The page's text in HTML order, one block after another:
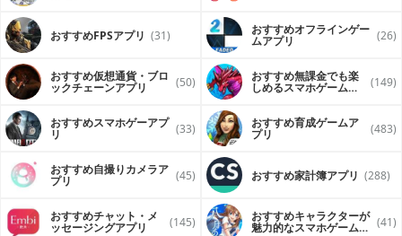
おすすめFPSアプリ (31) おすすめオフラインゲー
ムアプリ (26)
おすすめ仮想通貨・ブロ
ックチェーンアプリ (50) おすすめ無課金でも楽
しめるスマホゲームア (149)
おすすめスマホゲーアプ
リ (33) おすすめ育成ゲームア
プリ (483)
おすすめ自撮りカメラア
プリ (45) おすすめ家計簿アプリ (288)
おすすめチャット・メ
ッセージングアプリ (145) おすすめキャラクターが
魅力的なスマホゲームア (41)